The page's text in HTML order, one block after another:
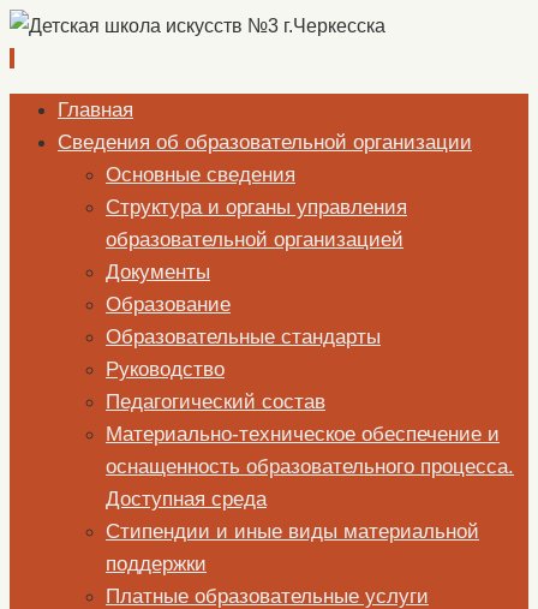
Перейти
содержимому
Главная
Сведения об образовательной организации
Основные сведения
Структура и органы управления
образовательной организацией
Документы
Образование
Образовательные стандарты
Руководство
Педагогический состав
Материально-техническое обеспечение и
оснащенность образовательного процесса.
Доступная среда
Стипендии и иные виды материальной
поддержки
Платные образовательные услуги